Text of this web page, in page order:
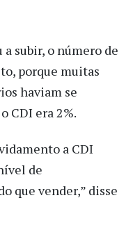
subir, o número de
porque muitas
haviam se
CDI era 2%.
a CDI
de
que vender,” disse